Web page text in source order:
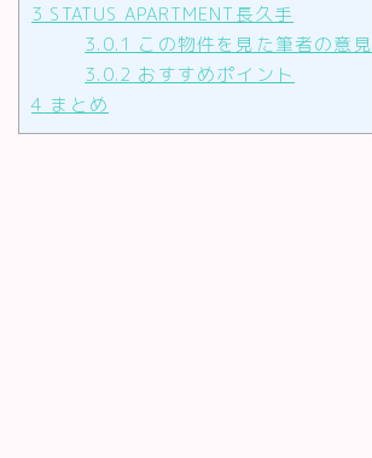
3 STATUS APARTMENT長久手
3.0.1 この物件を見た筆者の意見
3.0.2 おすすめポイント
4 まとめ